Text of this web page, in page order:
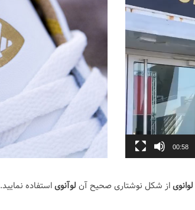
00:58
لوانویاز شکل نوشتاری صحیح آن لوآنویاستفاده نمایید.